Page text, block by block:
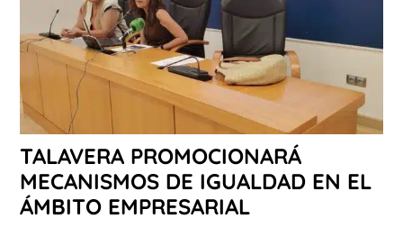
TALAVERA PROMOCIONARÁ
MECANISMOS DE IGUALDAD EN EL
ÁMBITO EMPRESARIAL